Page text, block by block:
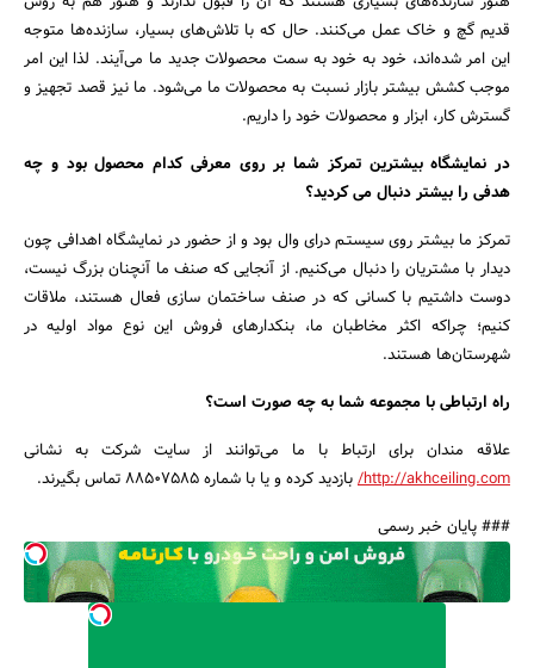
قدیم گچ و خاک عمل می‌کنند. حال که با تلاش‌های بسیار، ‌سازنده‌ها متوجه
این امر شده‌اند، خود به خود به سمت محصولات جدید ما می‌آیند. لذا این امر
موجب کشش بیشتر بازار نسبت به محصولات ما می‌شود. ما نیز قصد تجهیز و
گسترش کار، ابزار و محصولات خود را داریم.
در نمایشگاه بیشترین تمرکز شما بر روی معرفی کدام محصول بود و چه
هدفی را بیشتر دنبال می کردید؟‌
تمرکز ما بیشتر روی سیستـم درای وال بود و از حضور در نمایشگاه اهدافی چون
دیدار با مشتریان را دنبال می‌کنیم. از آنجایی که صنف ما آنچنان بزرگ نیست،
دوست داشتیم با کسانی که در صنف ساختمان سازی فعال هستند، ملاقات
کنیم؛ چراکه اکثر مخاطبان ما، بنکدارهای فروش این نوع مواد اولیه در
شهرستان‌ها هستند.
راه ارتباطی با مجموعه شما به چه صورت است؟
علاقه مندان برای ارتباط با ما می‌توانند از سایت شرکت به نشانی
http://akhceiling.com/ بازدید کرده و یا با شماره ۸۸۵۰۷۵۸۵ تماس بگیرند.
### پایان خبر رسمی